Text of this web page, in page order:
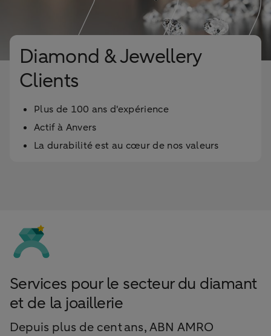
Diamond & Jewellery
Clients
Plus de 100 ans d'expérience
Actif à Anvers
La durabilité est au cœur de nos valeurs
Services pour le secteur du diamant
et de la joaillerie
Depuis plus de cent ans, ABN AMRO